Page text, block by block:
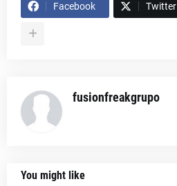
Facebook Twitter
fusionfreakgrupo
You might like